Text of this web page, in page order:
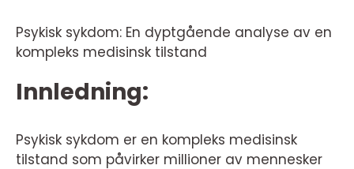
Psykisk sykdom: En dyptgående analyse av en
kompleks medisinsk tilstand
Innledning:
Psykisk sykdom er en kompleks medisinsk
tilstand som påvirker millioner av mennesker